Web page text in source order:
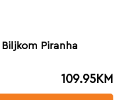
Piranha
109.95KM